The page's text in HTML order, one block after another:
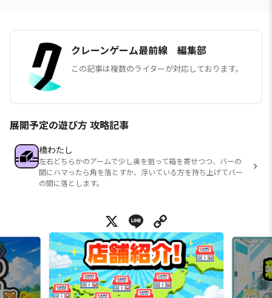
クレーンゲーム最前線 編集部
この記事は複数のライターが対応しております。
展開予定の遊び方 攻略記事
橋わたし
左右どちらかのアームで少し奥を狙って箱を寄せつつ、バーの
間にハマったら角を落とすか、浮いている方を持ち上げてバー
の間に落とします。
X Line